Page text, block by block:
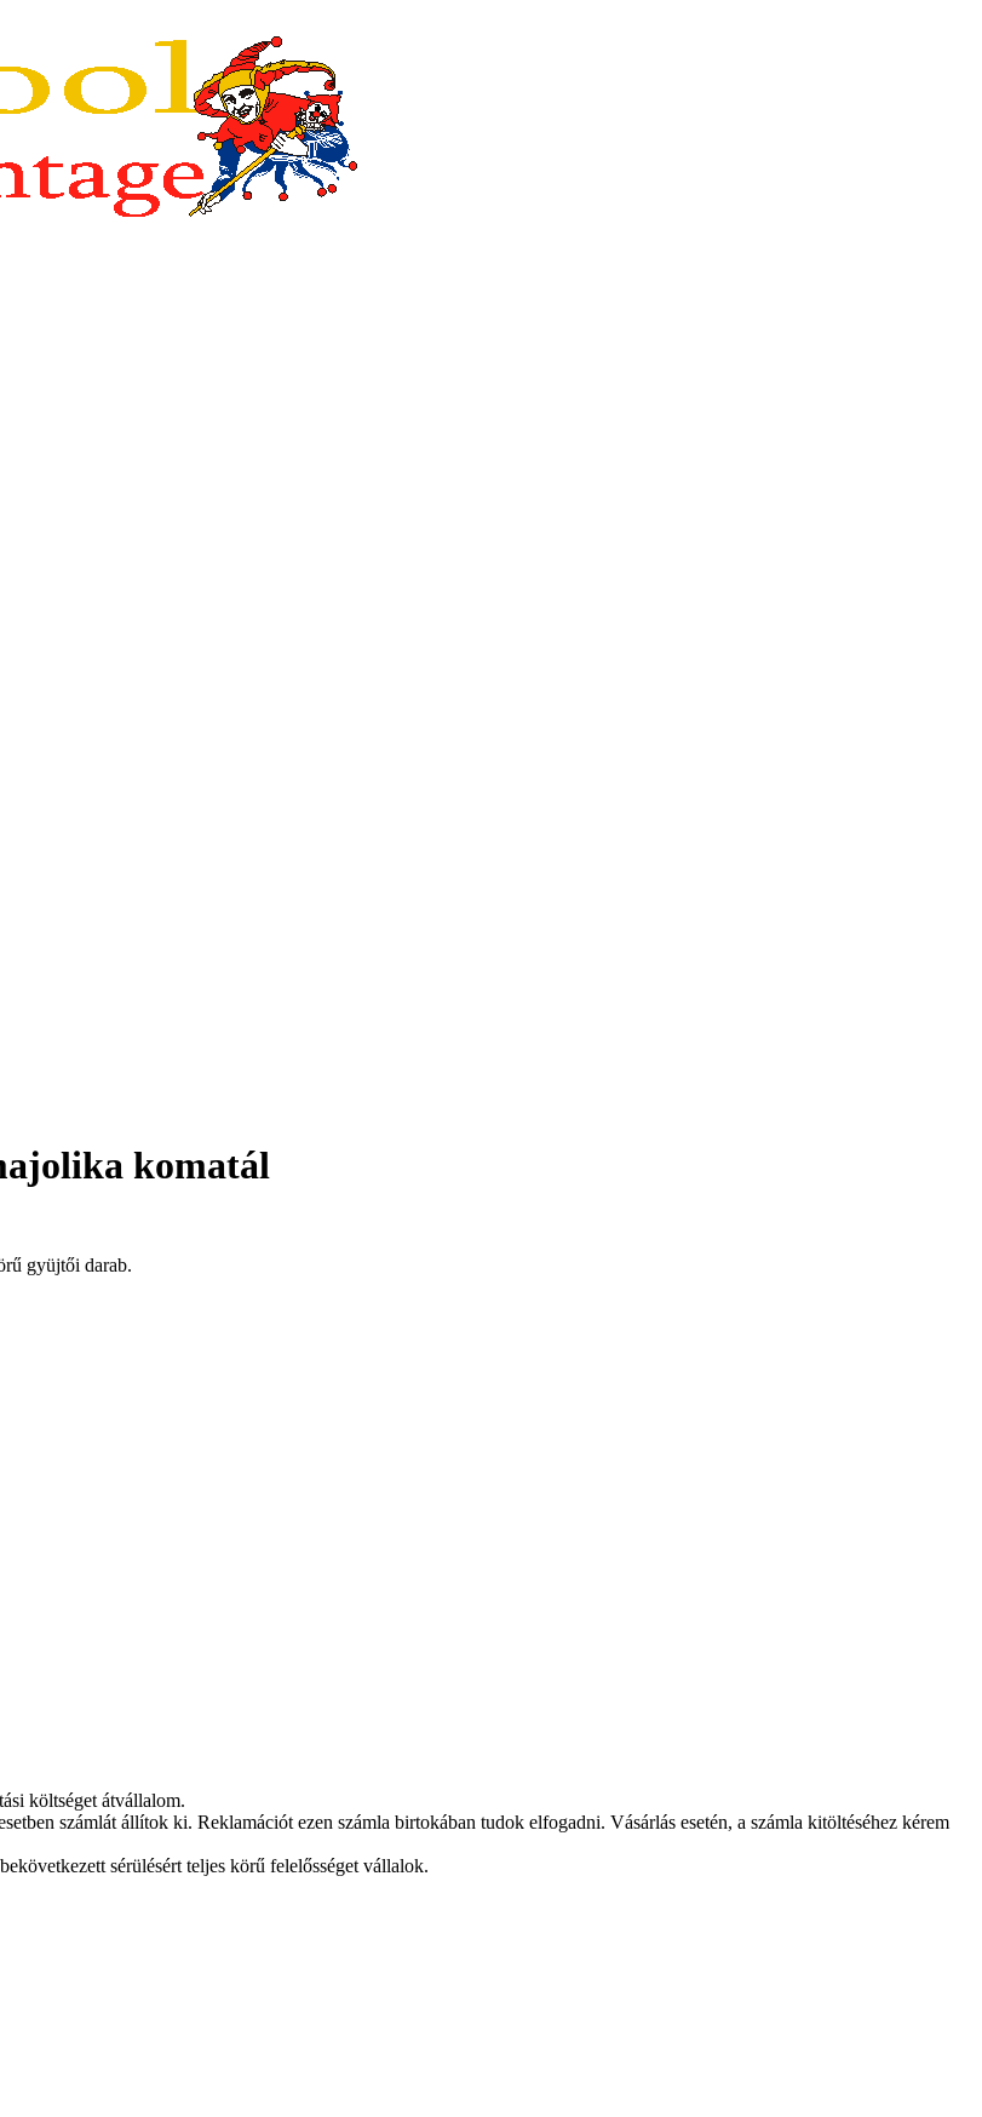
komatál
gyüjtői darab.
költséget átvállalom.
számlát állítok ki. Reklamációt ezen számla birtokában tudok elfogadni. Vásárlás esetén, a számla kitöltéséhez kérem
sérülésért teljes körű felelősséget vállalok.